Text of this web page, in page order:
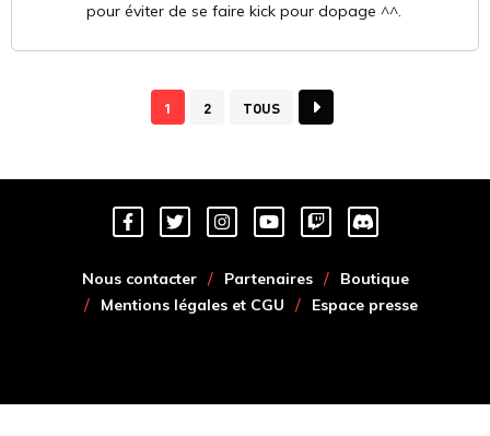
pour éviter de se faire kick pour dopage ^^.
1 2 TOUS
Nous contacter Partenaires
Boutique
Mentions légales et CGU
Espace presse